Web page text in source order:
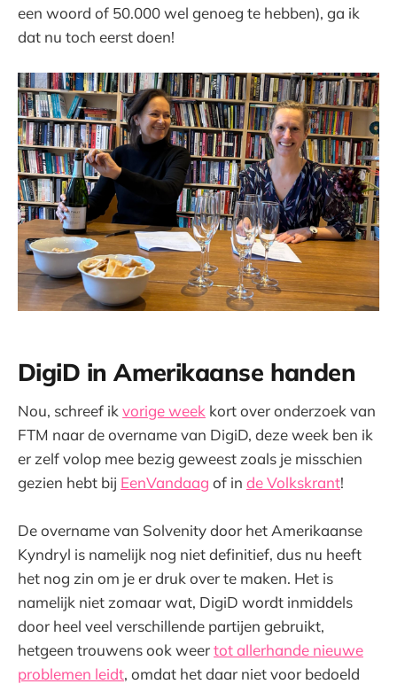
een woord of 50.000 wel genoeg te hebben), ga ik
dat nu toch eerst doen!
DigiD in Amerikaanse handen
Nou, schreef ik vorige week kort over onderzoek van
FTM naar de overname van DigiD, deze week ben ik
er zelf volop mee bezig geweest zoals je misschien
gezien hebt bij EenVandaag of in de Volkskrant!
De overname van Solvenity door het Amerikaanse
Kyndryl is namelijk nog niet definitief, dus nu heeft
het nog zin om je er druk over te maken. Het is
namelijk niet zomaar wat, DigiD wordt inmiddels
door heel veel verschillende partijen gebruikt,
hetgeen trouwens ook weertot allerhande nieuwe
problemen leidt, omdat het daar niet voor bedoeld